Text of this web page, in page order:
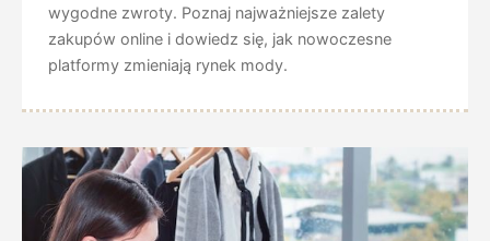
wygodne zwroty. Poznaj najważniejsze zalety
zakupów online i dowiedz się, jak nowoczesne
platformy zmieniają rynek mody.